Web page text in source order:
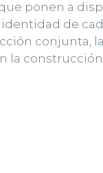
ponen a
identidad de
conjunta,
la